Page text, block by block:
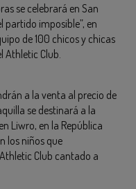
se celebrará en San
imposible”, en
de 100 chicos y chicas
Club.
a la venta al precio de
se destinará a la
Liwro, en la República
los niños que
Club cantado a